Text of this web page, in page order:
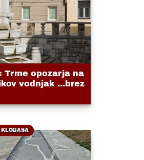
Trme opozarja na
vodnjak ...brez
KLOBASA